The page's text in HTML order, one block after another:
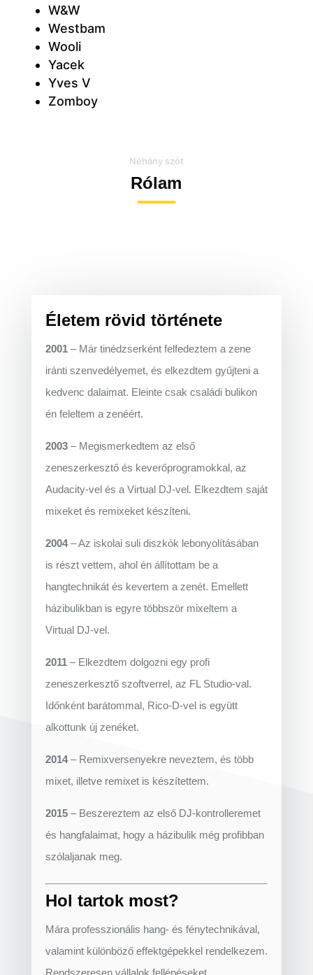
W&W
Westbam
Wooli
Yacek
Yves V
Zomboy
Néhány szót
Rólam
Életem rövid története
2001– Már tinédzserként felfedeztem a zene
iránti szenvedélyemet, és elkezdtem gyűjteni a
kedvenc dalaimat. Eleinte csak családi bulikon
én feleltem a zenéért.
2003– Megismerkedtem az első
zeneszerkesztő és keverőprogramokkal, az
Audacity-vel és a Virtual DJ-vel. Elkezdtem saját
mixeket és remixeket készíteni.
2004– Az iskolai suli diszkók lebonyolításában
is részt vettem, ahol én állítottam be a
hangtechnikát és kevertem a zenét. Emellett
házibulikban is egyre többször mixeltem a
Virtual DJ-vel.
2011– Elkezdtem dolgozni egy profi
zeneszerkesztő szoftverrel, az FL Studio-val.
Időnként barátommal, Rico-D-vel is együtt
alkottunk új zenéket.
2014– Remixversenyekre neveztem, és több
mixet, illetve remixet is készítettem.
2015– Beszereztem az első DJ-kontrolleremet
és hangfalaimat, hogy a házibulik még profibban
szólaljanak meg.
Hol tartok most?
Mára professzionális hang- és fénytechnikával,
valamint különböző effektgépekkel rendelkezem.